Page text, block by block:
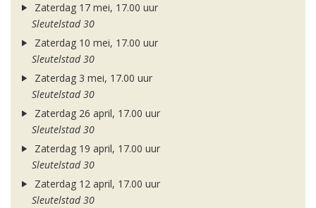
Zaterdag 17 mei, 17.00 uur
Sleutelstad 30
Zaterdag 10 mei, 17.00 uur
Sleutelstad 30
Zaterdag 3 mei, 17.00 uur
Sleutelstad 30
Zaterdag 26 april, 17.00 uur
Sleutelstad 30
Zaterdag 19 april, 17.00 uur
Sleutelstad 30
Zaterdag 12 april, 17.00 uur
Sleutelstad 30